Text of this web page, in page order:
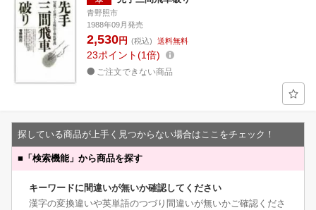
青野照市
1988年09月発売
2,530円 (税込) 送料無料
23ポイント 1倍
ご注文できない商品
探している商品が上手く見つからない場合はここをチェック！
■ 「検索機能」から商品を探す
キーワードに間違いが無いか確認してください
漢字の変換違いや英単語のつづり間違いが無いかご確認くださ